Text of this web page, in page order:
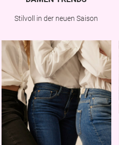
Stilvoll in der neuen Saison